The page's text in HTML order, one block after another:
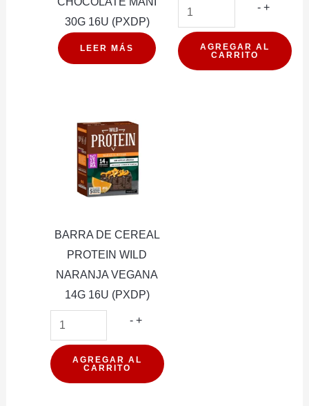
30G 16U (PXDP)
LEER MÁS
-
CALAF
+
AGREGAR AL
CARRITO
BARRA DE CEREAL
PROTEIN WILD
NARANJA VEGANA
14G 16U (PXDP)
- BARRA
CEREAL
PROTEIN
+
AGREGAR AL
CARRITO